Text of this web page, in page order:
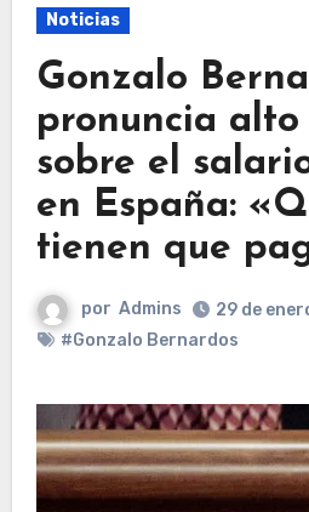
Noticias
Gonzalo
pronuncia alto
sobre el
en España:
tienen que
por Admins
29 de
#Gonzalo Bernardos